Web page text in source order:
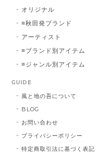
オリジナル
≡秋田発ブランド
アーティスト
≡ブランド別アイテム
≡ジャンル別アイテム
GUIDE
風と地の吾について
BLOG
お問い合わせ
プライバシーポリシー
特定商取引法に基づく表記